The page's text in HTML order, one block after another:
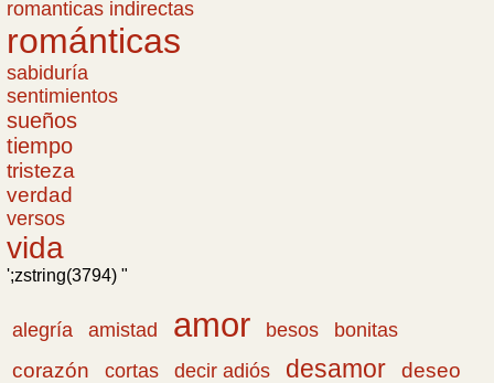
romanticas indirectas
románticas
sabiduría
sentimientos
sueños
tiempo
tristeza
verdad
versos
vida
';zstring(3794) "
alegría amistad amor besos
bonitas
corazón
cortas decir adiós desamor deseo